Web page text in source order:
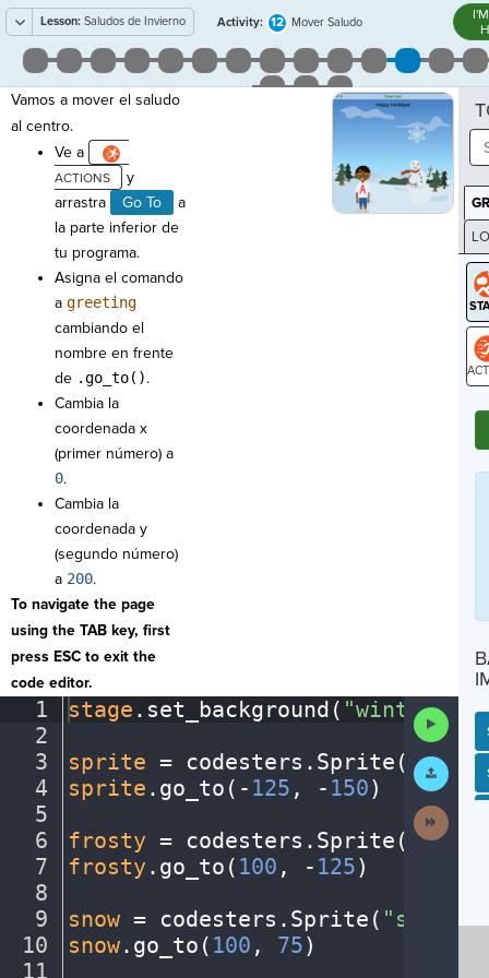
Lesson: Saludos de Invierno Activity: 12 Mover Saludo
Vamos a mover el saludo
al centro.
Ve a
y
arrastra
Go To
a
la parte inferior de
tu programa.
Asigna el comando
a greeting
cambiando el
nombre en frente
de .go_to().
Cambia la
coordenada x
(primer número) a
0.
Cambia la
coordenada y
(segundo número)
a 200.
To navigate the page
using the TAB key, first
press ESC to exit the
code editor.
1
2
3
4
5
6
7
8
9
10
11
stage . set_background( "winter"
sprite = codesters . Sprite(
sprite . go_to( - 125 , - 150)
frosty = codesters . Sprite(
frosty . go_to( 100 , - 125)
snow = codesters . Sprite(
snow. go_to( 100 , 75)
Code
Work
Activity